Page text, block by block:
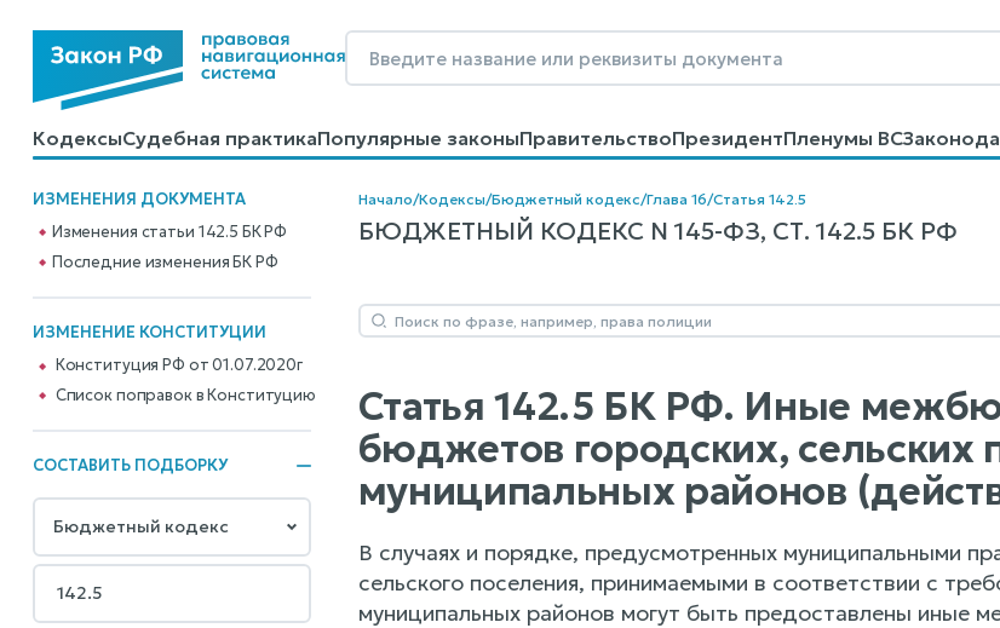
КодексыСудебная практикаПопулярные законыПравительствоПрезидентПленумы ВС
КалькуляторыСправочные материалыОбразцы договоровКонтактыПомощьПоиск
ИЗМЕНЕНИЯ ДОКУМЕНТА
Изменения статьи 142.5 БК РФ
Последние изменения БК РФ
ИЗМЕНЕНИЕ КОНСТИТУЦИИ
Конституция РФ от 01.07.2020г
Cписок поправок в Конституцию
СОСТАВИТЬ ПОДБОРКУ
Начало/Кодексы/Бюджетный кодекс/Глава 16/Статья 142.5
БЮДЖЕТНЫЙ КОДЕКС N 145-ФЗ, СТ. 142.5 БК РФ
Статья 142.5 БК РФ. Иные
бюджетов городских,
муниципальных районов
В случаях и порядке, предусмотренных муниципальными
сельского поселения, принимаемыми в соответствии с
муниципальных районов могут быть предоставлены